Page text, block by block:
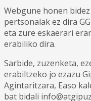
Webgune honen
pertsonalak ez dira
eta zure eskaerari
erabiliko dira.
Sarbide, zuzenketa,
erabiltzeko jo ezazu
Agintaritzara, Easo
bat bidali